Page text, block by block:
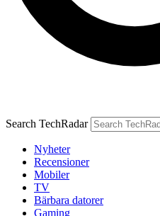
Search TechRadar
Nyheter
Recensioner
Mobiler
TV
Bärbara datorer
Gaming